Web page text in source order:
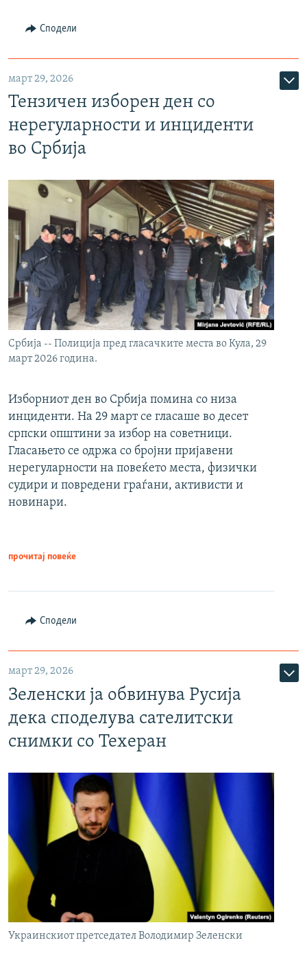
Сподели
март 29, 2026
Тензичен изборен ден со
нерегуларности и инциденти
во Србија
Србија -- Полиција пред гласачките места во Кула, 29
март 2026 година.
Изборниот ден во Србија помина со низа
инциденти. На 29 март се гласаше во десет
српски општини за избор на советници.
Гласањето се одржа со бројни пријавени
нерегуларности на повеќето места, физички
судири и повредени граѓани, активисти и
новинари.
прочитај повеќе
Сподели
март 29, 2026
Зеленски ја обвинува Русија
дека споделува сателитски
снимки со Техеран
Украинскиот претседател Володимир Зеленски